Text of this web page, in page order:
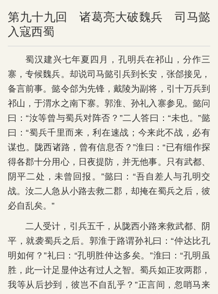
第九十九回 诸葛亮大破魏兵 司马懿
入寇西蜀
蜀汉建兴七年夏四月，孔明兵在祁山，分作三
寨，专候魏兵。却说司马懿引兵到长安，张郃接见，
备言前事。懿令郃为先锋，戴陵为副将，引十万兵到
祁山，于渭水之南下寨。郭淮、孙礼入寨参见。懿问
曰：“汝等曾与蜀兵对阵否？”二人答曰：“未也。”懿
曰：“蜀兵千里而来，利在速战；今来此不战，必有
谋也。陇西诸路，曾有信息否？”淮曰：“已有细作探
得各郡十分用心，日夜提防，并无他事。只有武都、
阴平二处，未曾回报。”懿曰：“吾自差人与孔明交
战。汝二人急从小路去救二郡，却掩在蜀兵之后，彼
必自乱矣。”
二人受计，引兵五千，从陇西小路来救武都、阴
平，就袭蜀兵之后。郭淮于路谓孙礼曰：“仲达比孔
明如何？”礼曰：“孔明胜仲达多矣。”淮曰：“孔明虽
胜，此一计足显仲达有过人之智。蜀兵如正攻两郡，
我等从后抄到，彼岂不自乱乎？”正言间，忽哨马来